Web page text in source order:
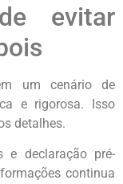
evitar
um cenário de
e rigorosa. Isso
detalhes.
e declaração pré-
continua